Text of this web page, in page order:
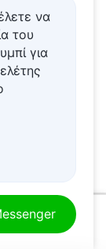
να
του
για
Μέρος δεύτερο